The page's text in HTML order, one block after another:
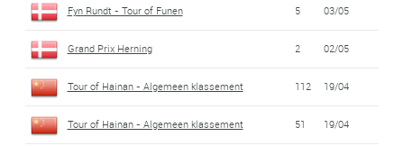
Fyn Rundt - Tour of Funen 5 03/05
Grand Prix Herning 2 02/05
Tour of Hainan - Algemeen klassement 112 19/04
Tour of Hainan - Algemeen klassement 51 19/04